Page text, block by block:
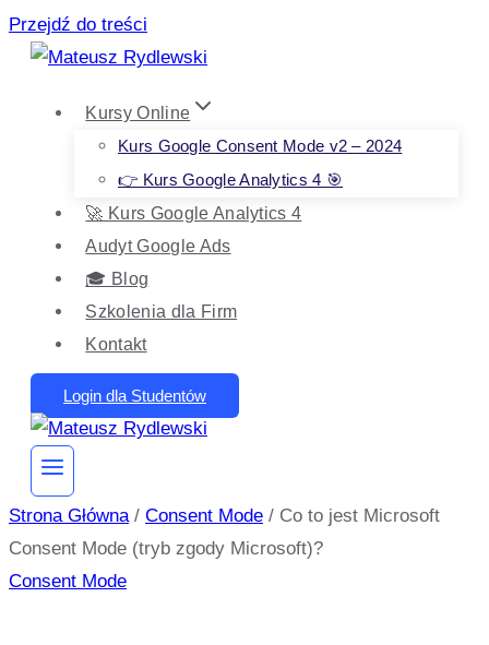
Przejdź do treści
Kursy Online
Kurs Google Consent Mode v2 – 2024
👉 Kurs Google Analytics 4 🎯
🚀 Kurs Google Analytics 4
Audyt Google Ads
🎓 Blog
Szkolenia dla Firm
Kontakt
Login dla Studentów
Strona Główna / Consent Mode / Co to jest Microsoft
Consent Mode (tryb zgody Microsoft)?
Consent Mode